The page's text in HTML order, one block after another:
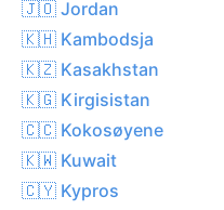
🇯🇴 Jordan
🇰🇭 Kambodsja
🇰🇿 Kasakhstan
🇰🇬 Kirgisistan
🇨🇨 Kokosøyene
🇰🇼 Kuwait
🇨🇾 Kypros